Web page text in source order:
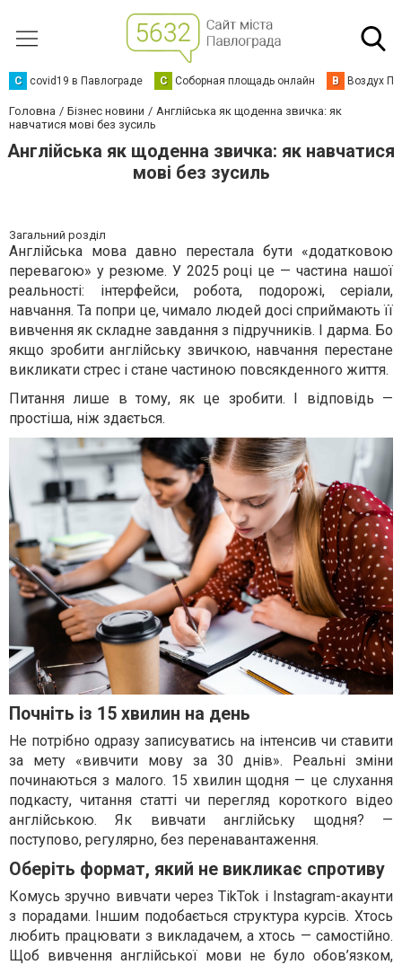
C covid19 в Павлограде С Соборная площадь онлайн В Воздух
Головна Бізнес новини
Англійська як щоденна звичка: як
навчатися мові без зусиль
Англійська як щоденна звичка: як навчатися
мові без зусиль
Загальний розділ
Англійська мова давно перестала бути «додатковою
перевагою» у резюме. У 2025 році це — частина нашої
реальності: інтерфейси, робота, подорожі, серіали,
навчання. Та попри це, чимало людей досі сприймають її
вивчення як складне завдання з підручників. І дарма. Бо
якщо зробити англійську звичкою, навчання перестане
викликати стрес і стане частиною повсякденного життя.
Питання лише в тому, як це зробити. І відповідь —
простіша, ніж здається.
Почніть із 15 хвилин на день
Не потрібно одразу записуватись на інтенсив чи ставити
за мету «вивчити мову за 30 днів». Реальні зміни
починаються з малого. 15 хвилин щодня — це слухання
подкасту, читання статті чи перегляд короткого відео
англійською. Як вивчати англійську щодня? —
поступово, регулярно, без перенавантаження.
Оберіть формат, який не викликає спротиву
Комусь зручно вивчати через TikTok і Instagram-акаунти
з порадами. Іншим подобається структура курсів. Хтось
любить працювати з викладачем, а хтось — самостійно.
Щоб вивчення англійської мови не було обов’язком,